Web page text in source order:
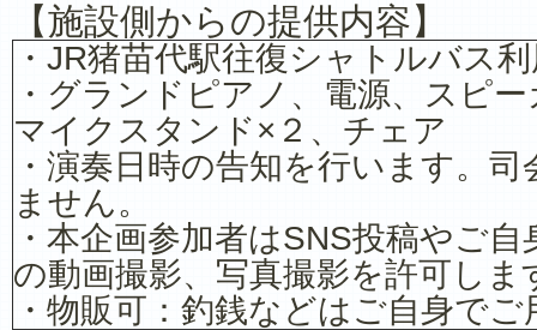
【施設側からの提供内容】
・JR猪苗代駅往復シャトルバス
・グランドピアノ、電源、スピ
マイクスタンド×２、チェア
・演奏日時の告知を行います。
ません。
・本企画参加者はSNS投稿やご
の動画撮影、写真撮影を許可しま
・物販可：釣銭などはご自身で